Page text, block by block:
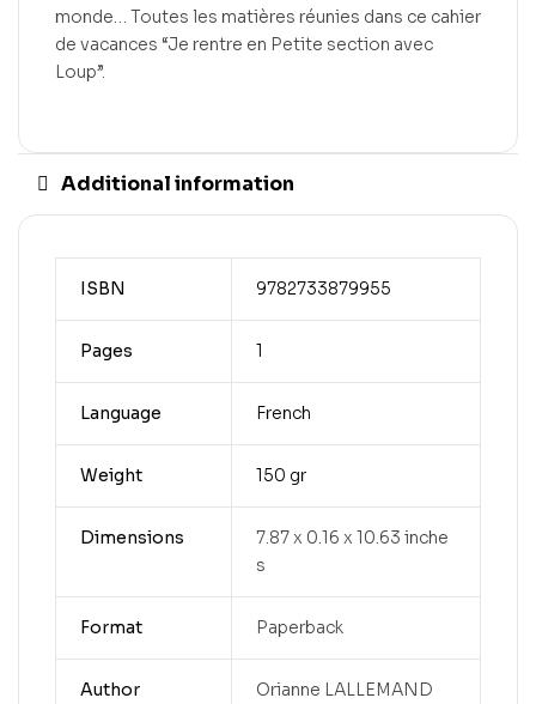
monde… Toutes les matières réunies dans ce cahier
de vacances “Je rentre en Petite section avec
Loup”.
Additional information
ISBN 9782733879955
Pages 1
Language French
Weight 150 gr
Dimensions
7.87 x 0.16 x 10.63 inche
s
Format Paperback
Author Orianne LALLEMAND